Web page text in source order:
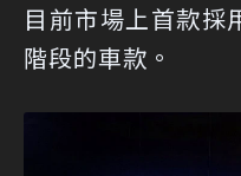
目前市場上首款採
階段的車款。